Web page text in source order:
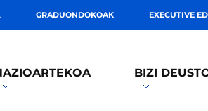
GRADUONDOKOAK EXECUTIVE
BIZI